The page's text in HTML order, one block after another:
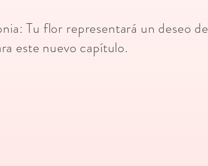
Tu flor representará un deseo de
este nuevo capítulo.